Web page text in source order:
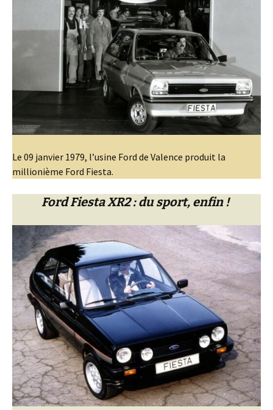
Le 09 janvier 1979, l’usine Ford de Valence produit la
millionième Ford Fiesta.
Ford Fiesta XR2 : du sport, enfin !